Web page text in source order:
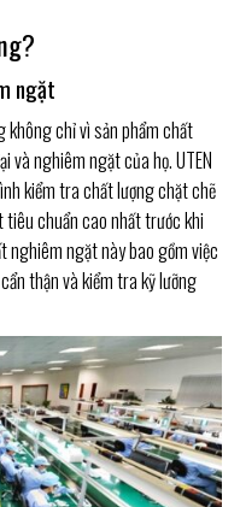
ngặt
không chỉ vì sản phẩm chất
và nghiêm ngặt của họ. UTEN
kiểm tra chất lượng chặt chẽ
tiêu chuẩn cao nhất trước khi
nghiêm ngặt này bao gồm việc
thận và kiểm tra kỹ lưỡng